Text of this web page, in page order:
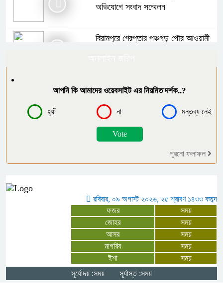
অভিযোগে সংবাদ সম্মেলন
বিরামপুরে গ্রেপ্তার পঞ্চগড় পৌর আওয়ামী
ধুঁকছে দক্ষিণ আইচা বাজার
লালমোহনে বিএনপি নেতাদের বহিষ্কারের
দাবিতে বিক্ষোভ মিছিল ও প্রতিবাদ সভা
পাঁচবিবিতে জমির আইল কাটাকে কেন্দ্র করে
দু’পক্ষের পাল্টাপাল্টি অভিযোগ ও মামলা
মনপুরায় গৃহবধূকে অস্ত্রের মুখে ধর্ষণের
অভিযোগ, থানায় মামলা ধর্ষক গ্রেফতার
আপনি কি আমাদের ওয়েবসাইট এর নিয়মিত দর্শক..?
হ্যাঁ না মন্তব্য নেই
পুরনো ফলাফল
রবিবার, ০৯ অগাস্ট ২০২৬, ২৫ শ্রাবণ ১৪৩৩ বঙ্গাব্দ
ফজর
সময়
জোহর
সময়
আসর
সময়
মাগরিব
সময়
ইশা
সময়
সূর্যোদয় :সময়
সূর্যাস্ত :সময়